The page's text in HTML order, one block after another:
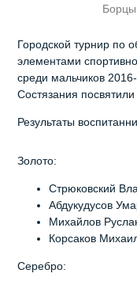
Борцы
Городской турнир по
элементами
среди мальчиков
Состязания
Результаты
Золото:
Стрюковский
Абдукудусов
Михайлов
Корсаков
Серебро: